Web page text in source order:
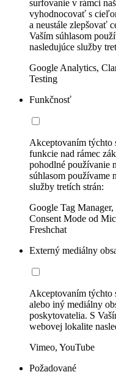
surfovanie v rámci
vyhodnocovať s
a neustále zlepšovať
Vaším súhlasom
nasledujúce služby
Google Analytics,
Testing
Funkčnosť
Akceptovaním týchto
funkcie nad rámec
pohodlné používanie
súhlasom používame
služby tretích strán:
Google Tag
Consent Mode od
Freshchat
Externý mediálny
Akceptovaním týchto
alebo iný mediálny
poskytovatelia. S
webovej lokalite
Vimeo, YouTube
Požadované